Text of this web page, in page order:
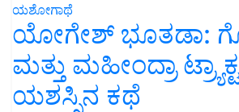
ಯಶೋಗಾಥೆ
ಯೋಗೇಶ್ ಭೂತಡಾ:
ಮತ್ತು ಮಹೀಂದ್ರಾ
ಯಶಸ್ಸಿನ ಕಥೆ